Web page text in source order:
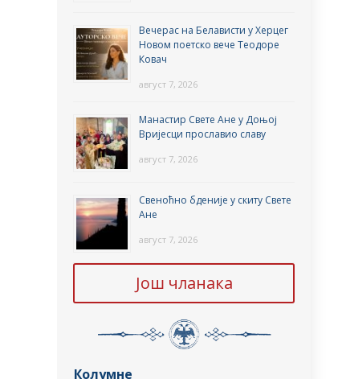
Вечерас на Белависти у Херцег
Новом поетско вече Теодоре
Ковач
август 7, 2026
Манастир Свете Ане у Доњој
Вријесци прославио славу
август 7, 2026
Свеноћно бденије у скиту Свете
Ане
август 7, 2026
Још чланака
Колумне